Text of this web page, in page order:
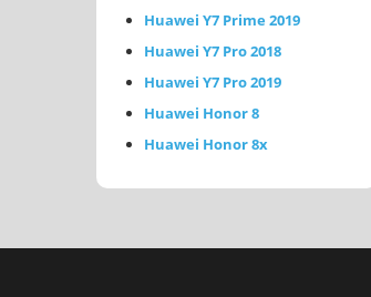
Huawei Y7 Prime 2019
Huawei Y7 Pro 2018
Huawei Y7 Pro 2019
Huawei Honor 8
Huawei Honor 8x